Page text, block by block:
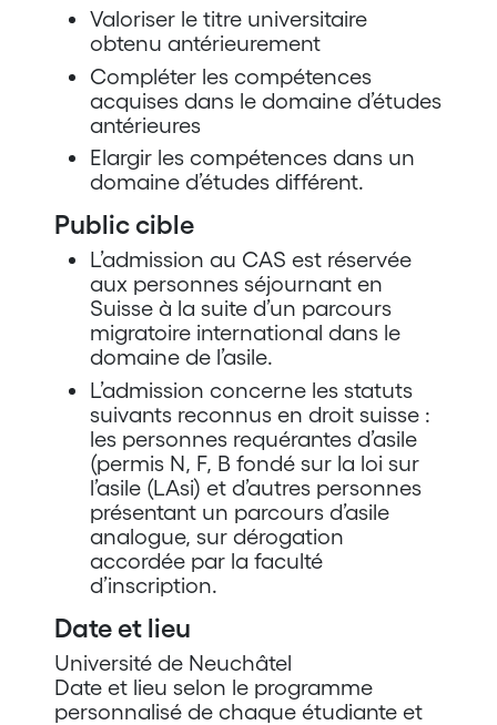
Valoriser le titre universitaire
obtenu antérieurement
Compléter les compétences
acquises dans le domaine d’études
antérieures
Elargir les compétences dans un
domaine d’études différent.
Public cible
L’admission au CAS est réservée
aux personnes séjournant en
Suisse à la suite d’un parcours
migratoire international dans le
domaine de l’asile.
L’admission concerne les statuts
suivants reconnus en droit suisse :
les personnes requérantes d’asile
(permis N, F, B fondé sur la loi sur
l’asile (LAsi) et d’autres personnes
présentant un parcours d’asile
analogue, sur dérogation
accordée par la faculté
d’inscription.
Date et lieu
Université de Neuchâtel​
Date et lieu selon le programme
personnalisé de chaque étudiante et